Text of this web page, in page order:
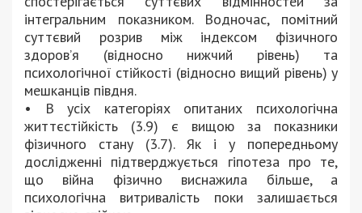
інтегральним показником. Водночас, помітний
суттєвий розрив між індексом фізичного
здоров’я (відносно нижчий рівень) та
психологічної стійкості (відносно вищий рівень) у
мешканців півдня.
• В усіх категоріях опитаних психологічна
життєстійкість (3.9) є вищою за показники
фізичного стану (3.7). Як і у попередньому
дослідженні підтверджується гіпотеза про те,
що війна фізично виснажила більше, а
психологічна витривалість поки залишається